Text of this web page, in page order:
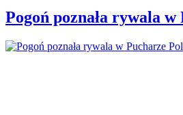
Pogoń poznała rywala